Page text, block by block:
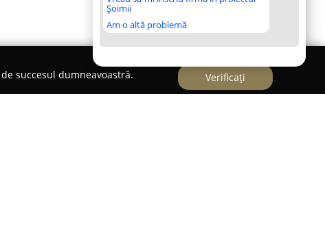
Șoimii
Am o altă problemă
succesul dumneavoastră.
Verificați